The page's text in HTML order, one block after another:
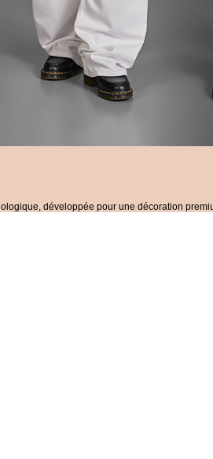
développée pour une décoration